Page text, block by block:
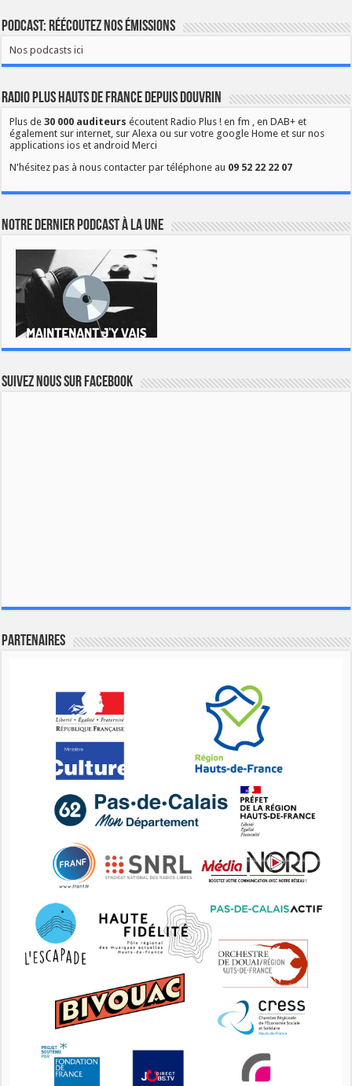
Podcast: Réécoutez nos émissions
Nos podcasts ici
Radio Plus Hauts de France depuis Douvrin
Plus de30 000 auditeurs écoutent Radio Plus ! en fm , en DAB+ et
également sur internet, sur Alexa ou sur votre google Home et sur nos
applications ios et android Merci
N'hésitez pas à nous contacter par téléphone au 09 52 22 22 07
Notre dernier podcast à la une
Suivez nous sur Facebook
Partenaires